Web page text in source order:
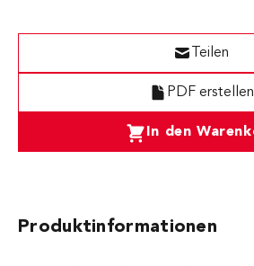
In den
PDF erstellen
Teilen
Produktinformationen